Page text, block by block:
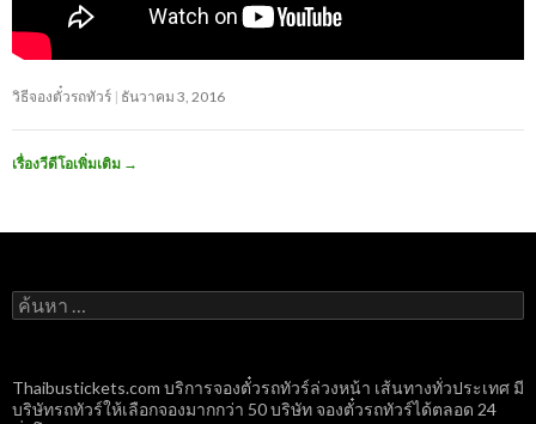
วิธีจองตั๋วรถทัวร์ ธันวาคม 3, 2016
เรื่องวีดีโอเพิ่มเติม →
ค้นหา
สำหรับ:
Thaibustickets.com บริการจองตั๋วรถทัวร์ล่วงหน้า เส้นทางทั่วประเทศ มี
บริษัทรถทัวร์ให้เลือกจองมากกว่า 50 บริษัท จองตั๋วรถทัวร์ได้ตลอด 24